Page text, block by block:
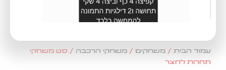
עמוד הבית/משחקים/משחקי הרכבה/ סט משחקי
תחרות לחצר